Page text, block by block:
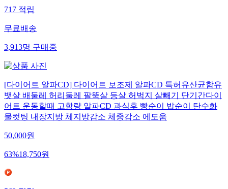
717적립
무료배송
3,913명구매중
[다이어트 알파CD] 다이어트 보조제 알파CD 특허유산균함유
뱃살 배둘레 허리둘레 팔뚝살 등살 허벅지 살빼기 단기간다이
어트 운동할때 고함량 알파CD 과식후 빵순이 밥순이 탄수화
물컷팅 내장지방 체지방감소 체중감소 에도움
50,000원
63%18,750원